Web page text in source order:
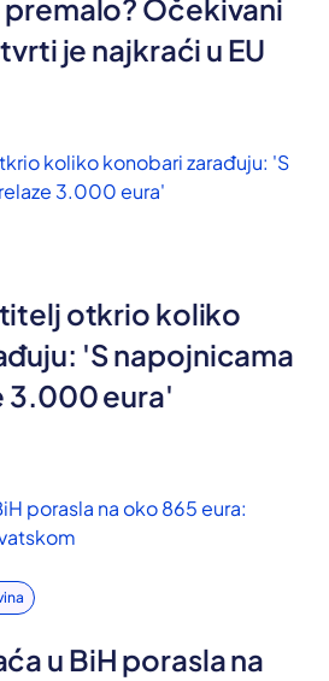
premalo? Očekivani
je najkraći u EU
otkrio koliko
'S napojnicama
3.000 eura'
u BiH porasla na